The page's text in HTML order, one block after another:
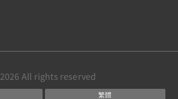
2026 All rights reserved
繁體